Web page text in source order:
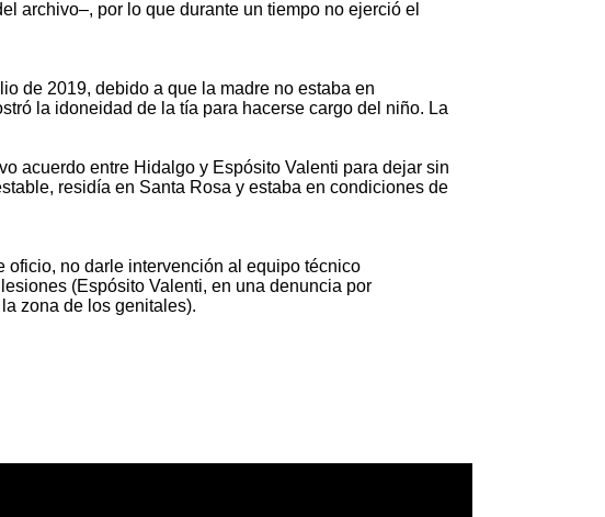
archivo–, por lo que durante un tiempo no ejerció el
de 2019, debido a que la madre no estaba en
la idoneidad de la tía para hacerse cargo del niño. La
acuerdo entre Hidalgo y Espósito Valenti para dejar sin
residía en Santa Rosa y estaba en condiciones de
oficio, no darle intervención al equipo técnico
(Espósito Valenti, en una denuncia por
zona de los genitales).